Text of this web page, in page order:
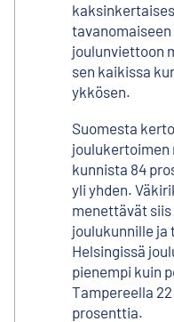
joulunviettoon
sen kaikissa
ykkösen.
Suomesta
joulukertoimen
kunnista 84
yli yhden.
menettävät
joulukunnille ja
Helsingissä
pienempi kuin
Tampereella
prosenttia.